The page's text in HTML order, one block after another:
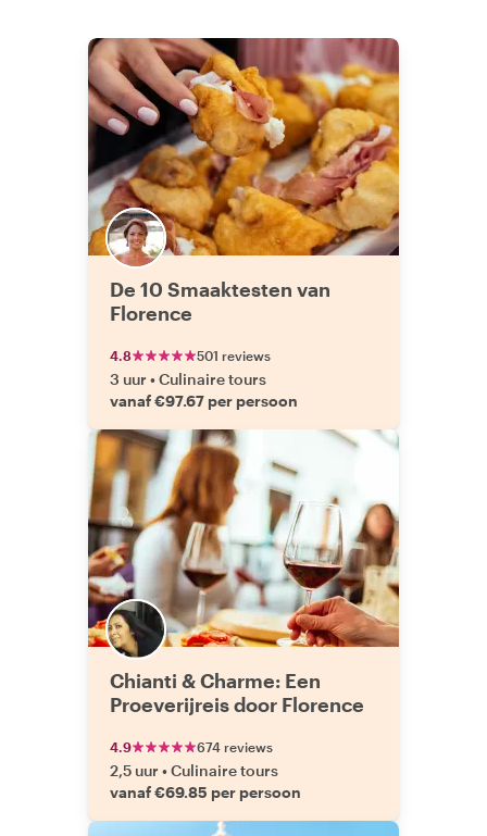
De 10 Smaaktesten van
Florence
4.8 501 reviews
3 uur •Culinaire tours
vanaf €97.67 per persoon
Chianti & Charme: Een
Proeverijreis door Florence
4.9 674 reviews
2,5 uur •Culinaire tours
vanaf €69.85 per persoon